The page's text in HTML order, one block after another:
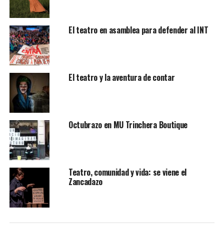
El teatro en asamblea para defender al INT
El teatro y la aventura de contar
Octubrazo en MU Trinchera Boutique
Teatro, comunidad y vida: se viene el
Zancadazo